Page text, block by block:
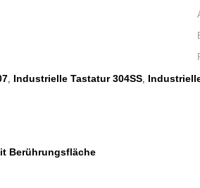
, Industrielle Tastatur 304SS,
Berührungsfläche